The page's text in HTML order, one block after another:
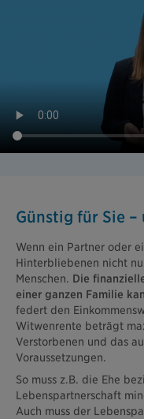
Günstig für Sie
Wenn ein Partner oder
Hinterbliebenen nicht
Menschen. Die
einer ganzen Familie
federt den
Witwenrente beträgt
Verstorbenen und das
Voraussetzungen.
So muss z.B. die Ehe
Lebenspartnerschaft
Auch muss der